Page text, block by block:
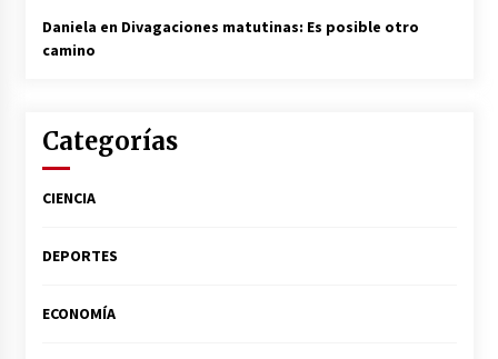
Daniela en Divagaciones matutinas: Es posible otro
camino
Categorías
CIENCIA
DEPORTES
ECONOMÍA